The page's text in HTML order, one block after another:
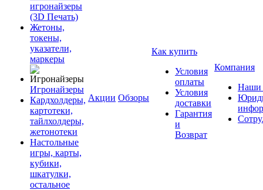
игронайзеры
(3D Печать)
Жетоны,
токены,
указатели,
маркеры
Игронайзеры
Кардхолдеры,
картотеки,
тайлхолдеры,
жетонотеки
Настольные
игры, карты,
кубики,
шкатулки,
остальное
Акции Обзоры
Как купить
Условия
оплаты
Условия
доставки
Гарантия
и
Возврат
Компания
Наши